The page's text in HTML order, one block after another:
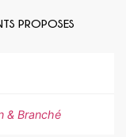
PROPOSES
& Branché